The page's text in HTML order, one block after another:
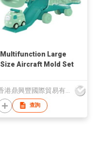
Multifunction Large
Size Aircraft Mold Set
查詢